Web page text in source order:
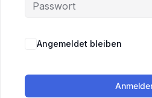
Angemeldet bleiben